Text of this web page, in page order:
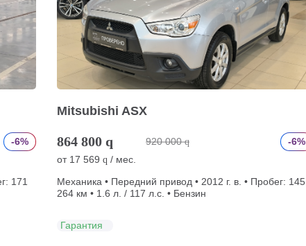
-6%
171
Mitsubishi ASX
864 800 q 920 000 q
-6%
от 17 569 q / мес.
Механика • Передний привод • 2012 г. в. • Пробег: 145
264 км • 1.6 л. / 117 л.с. • Бензин
Гарантия